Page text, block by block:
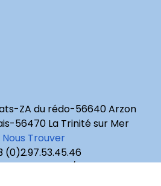
ZA du rédo-56640 Arzon
56470 La Trinité sur Mer
Nous Trouver
(0)2.97.53.45.46
: 9 h-12 h 30 / 14 h-17 h 30